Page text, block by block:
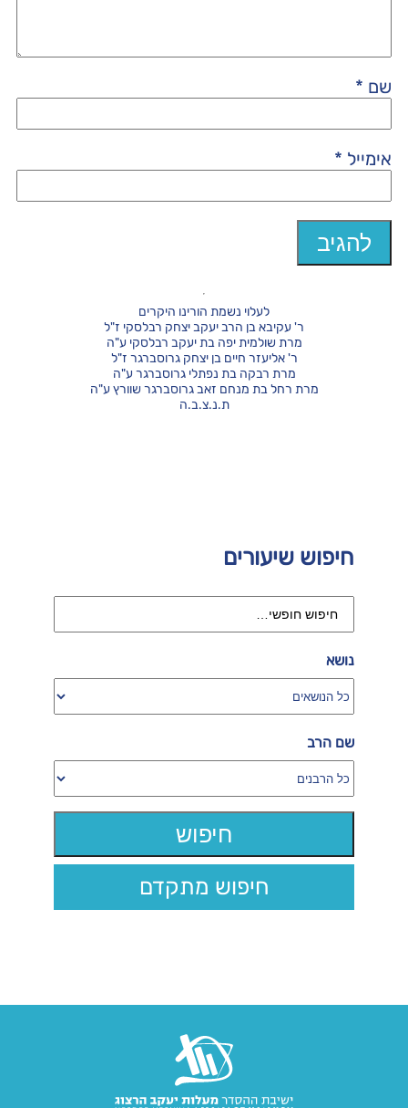
שם *
אימייל *
חיפוש שיעורים
נושא
שם הרב
חיפוש מתקדם
לעלוי נשמת הורינו היקרים
ר' עקיבא בן הרב יעקב יצחק רבלסקי ז"ל
מרת שולמית יפה בת יעקב רבלסקי ע"ה
ר' אליעזר חיים בן יצחק גרוסברגר ז"ל
מרת רבקה בת נפתלי גרוסברגר ע"ה
מרת רחל בת מנחם זאב גרוסברגר שוורץ ע"ה
ת.נ.צ.ב.ה